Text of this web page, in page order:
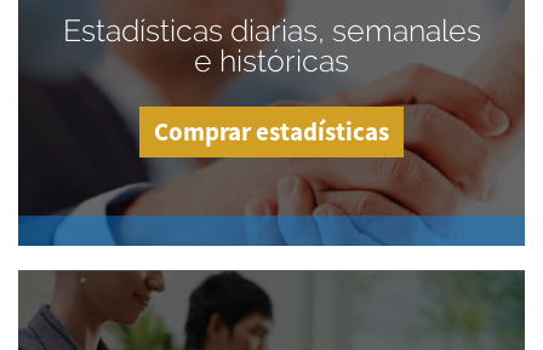
Estadísticas diarias, semanales
e históricas
Comprar estadísticas